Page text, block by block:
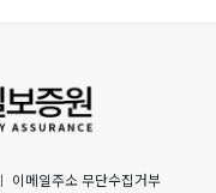
ㅣ 이메일주소 무단수집거부